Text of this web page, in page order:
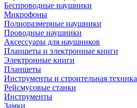
Беспроводные наушники
Микрофоны
Полноразмерные наушники
Проводные наушники
Аксессуары для наушников
Планшеты и электронные книги
Электронные книги
Планшеты
Инструменты и строительная техника
Рейсмусовые станки
Инструменты
Замки